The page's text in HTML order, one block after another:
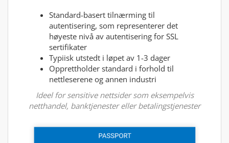
Standard-basert tilnærming til
autentisering, som representerer det
høyeste nivå av autentisering for SSL
sertifikater
Typiisk utstedt i løpet av 1-3 dager
Opprettholder standard i forhold til
nettleserene og annen industri
Ideel for sensitive nettsider som eksempelvis
netthandel, banktjenester eller betalingstjenester